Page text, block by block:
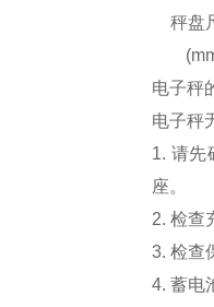
秤盘
电子
电子秤
1. 请先
座
2. 检
3. 检
4. 蓄